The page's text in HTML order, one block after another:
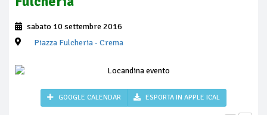
sabato 10 settembre 2016
Piazza Fulcheria- Crema
GOOGLE CALENDAR ESPORTA IN APPLE ICAL